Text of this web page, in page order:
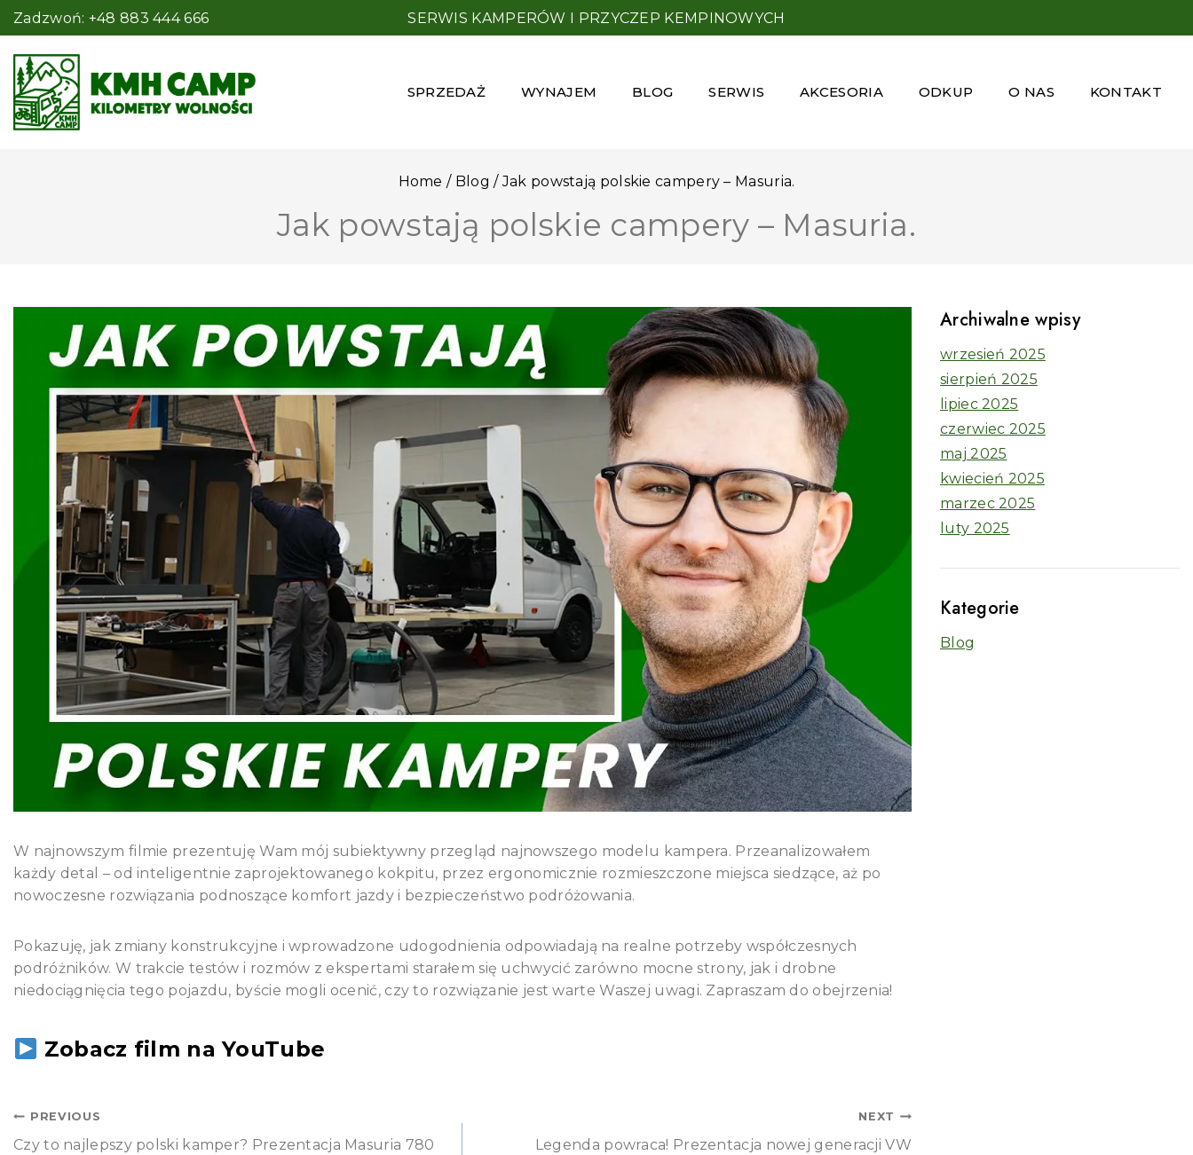
Zadzwoń: +48 883 444 666 SERWIS KAMPERÓW I PRZYCZEP KEMPINOWYCH
SPRZEDAŻ WYNAJEM BLOG SERWIS AKCESORIA ODKUP O NAS KONTAKT
Home / Blog / Jak powstają polskie campery – Masuria.
Jak powstają polskie campery – Masuria.
W najnowszym filmie prezentuję Wam mój subiektywny przegląd najnowszego modelu kampera. Przeanalizowałem
każdy detal – od inteligentnie zaprojektowanego kokpitu, przez ergonomicznie rozmieszczone miejsca siedzące, aż po
nowoczesne rozwiązania podnoszące komfort jazdy i bezpieczeństwo podróżowania.
Pokazuję, jak zmiany konstrukcyjne i wprowadzone udogodnienia odpowiadają na realne potrzeby współczesnych
podróżników. W trakcie testów i rozmów z ekspertami starałem się uchwycić zarówno mocne strony, jak i drobne
niedociągnięcia tego pojazdu, byście mogli ocenić, czy to rozwiązanie jest warte Waszej uwagi. Zapraszam do obejrzenia!
Zobacz film na YouTube
PREVIOUS
Czy to najlepszy polski kamper? Prezentacja Masuria 780
NEXT
Legenda powraca! Prezentacja nowej generacji VW
Archiwalne wpisy
wrzesień 2025
sierpień 2025
lipiec 2025
czerwiec 2025
maj 2025
kwiecień 2025
marzec 2025
luty 2025
Kategorie
Blog